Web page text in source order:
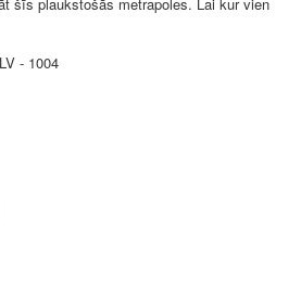
- 1004